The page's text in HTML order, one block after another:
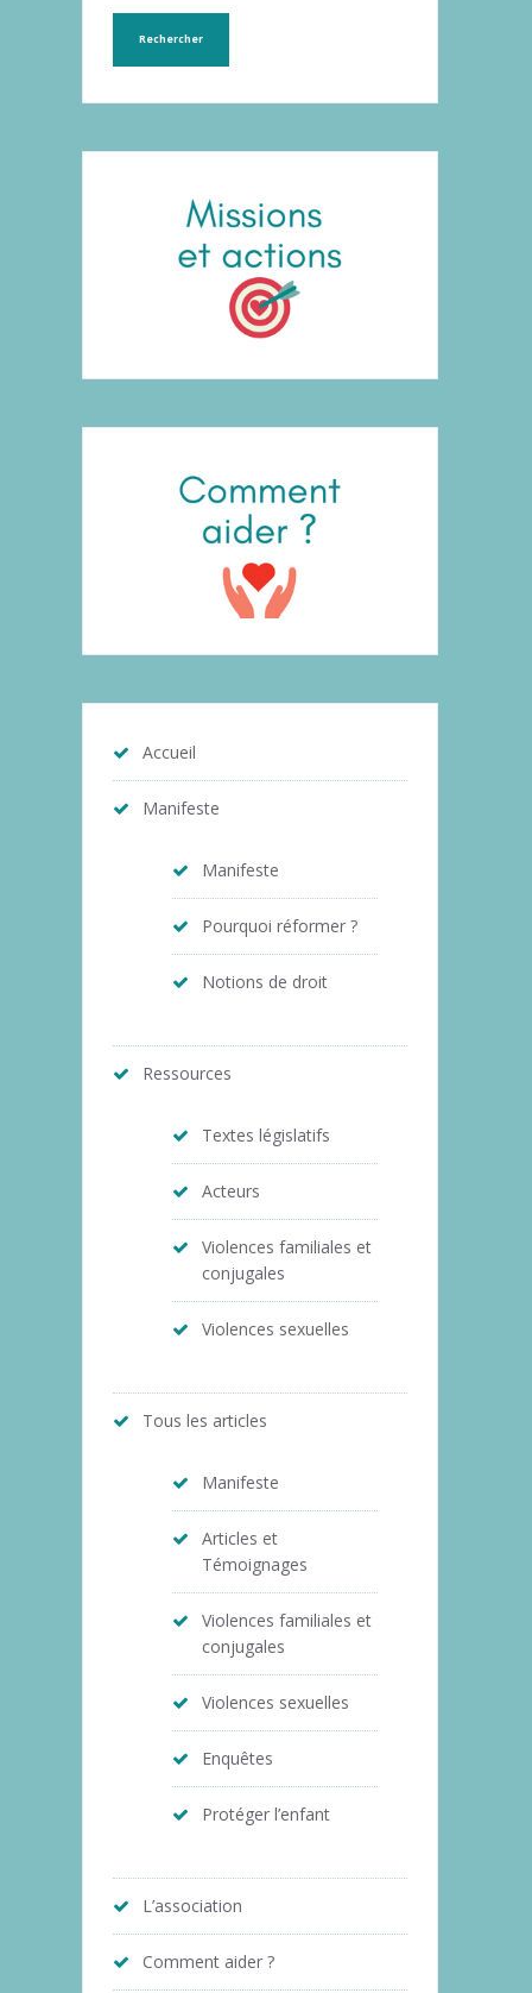
Accueil
Manifeste
Manifeste
Pourquoi réformer ?
Notions de droit
Ressources
Textes législatifs
Acteurs
Violences familiales et
conjugales
Violences sexuelles
Tous les articles
Manifeste
Articles et
Témoignages
Violences familiales et
conjugales
Violences sexuelles
Enquêtes
Protéger l’enfant
L’association
Comment aider ?